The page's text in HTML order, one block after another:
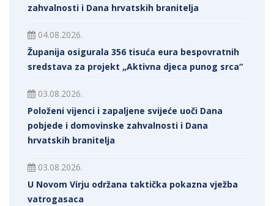
zahvalnosti i Dana hrvatskih branitelja
04.08.2026.
Županija osigurala 356 tisuća eura bespovratnih
sredstava za projekt „Aktivna djeca punog srca“
03.08.2026.
Položeni vijenci i zapaljene svijeće uoči Dana
pobjede i domovinske zahvalnosti i Dana
hrvatskih branitelja
03.08.2026.
U Novom Virju održana taktička pokazna vježba
vatrogasaca